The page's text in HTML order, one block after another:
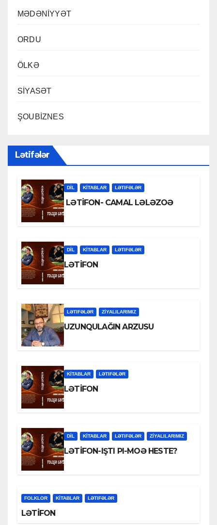
MƏDƏNİYYƏT
ORDU
ÖLKƏ
SİYASƏT
ŞOUBİZNES
Lətifələr
DİL KİTABLAR LƏTIFƏLƏR
LƏTİFON- CAMAL LƏLƏZOƏ
DİL KİTABLAR LƏTIFƏLƏR
LƏTİFON
LƏTIFƏLƏR ZİYALILARIMIZ
UZUNQULAĞIN ARZUSU
KİTABLAR LƏTIFƏLƏR
LƏTİFON
DİL KİTABLAR LƏTIFƏLƏR ZİYALILARIMIZ
LƏTİFON-IŞTI PI-MOƏ HESTE?
FOLKLOR KİTABLAR LƏTIFƏLƏR
LƏTİFON